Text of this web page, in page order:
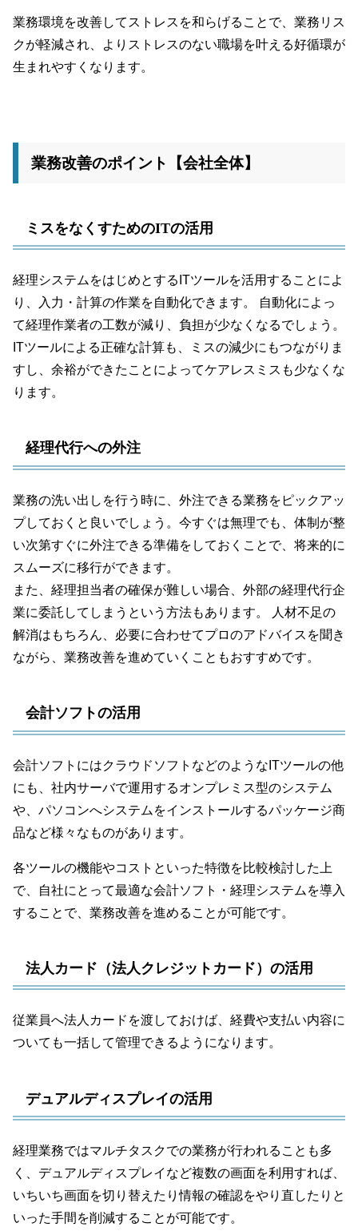
業務環境を改善してストレスを和らげることで、業務リス
クが軽減され、よりストレスのない職場を叶える好循環が
生まれやすくなります。
業務改善のポイント【会社全体】
ミスをなくすためのITの活用
経理システムをはじめとするITツールを活用することによ
り、入力・計算の作業を自動化できます。 自動化によっ
て経理作業者の工数が減り、負担が少なくなるでしょう。
ITツールによる正確な計算も、ミスの減少にもつながりま
すし、余裕ができたことによってケアレスミスも少なくな
ります。
経理代行への外注
業務の洗い出しを行う時に、外注できる業務をピックアッ
プしておくと良いでしょう。今すぐは無理でも、体制が整
い次第すぐに外注できる準備をしておくことで、将来的に
スムーズに移行ができます。
また、経理担当者の確保が難しい場合、外部の経理代行企
業に委託してしまうという方法もあります。 人材不足の
解消はもちろん、必要に合わせてプロのアドバイスを聞き
ながら、業務改善を進めていくこともおすすめです。
会計ソフトの活用
会計ソフトにはクラウドソフトなどのようなITツールの他
にも、社内サーバで運用するオンプレミス型のシステム
や、パソコンへシステムをインストールするパッケージ商
品など様々なものがあります。
各ツールの機能やコストといった特徴を比較検討した上
で、自社にとって最適な会計ソフト・経理システムを導入
することで、業務改善を進めることが可能です。
法人カード（法人クレジットカード）の活用
従業員へ法人カードを渡しておけば、経費や支払い内容に
ついても一括して管理できるようになります。
デュアルディスプレイの活用
経理業務ではマルチタスクでの業務が行われることも多
く、デュアルディスプレイなど複数の画面を利用すれば、
いちいち画面を切り替えたり情報の確認をやり直したりと
いった手間を削減することが可能です。